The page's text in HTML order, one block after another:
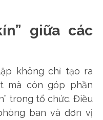
giữa các
không chỉ tạo ra
mà còn góp phần
trong tổ chức. Điều
ban và đơn vị